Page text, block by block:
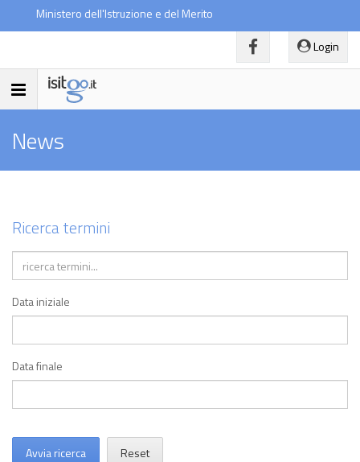
Ministero dell'Istruzione e del Merito
Login
Toggle
News
Ricerca termini
Data iniziale
Data finale
Avvia ricerca Reset